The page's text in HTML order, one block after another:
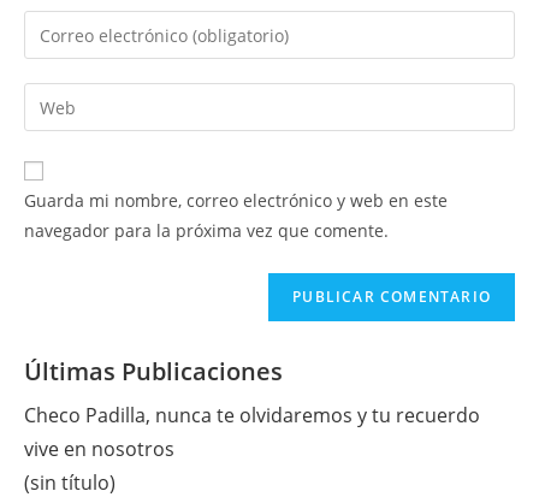
nombre
de
usuario
para
comentar
Introduce
tu
dirección
de
electrónico
para
comentar
Introduce
la
URL
de
Guarda mi nombre, correo electrónico y web en este
navegador para la próxima vez que comente.
Últimas Publicaciones
Checo Padilla, nunca te olvidaremos y tu recuerdo
vive en nosotros
(sin título)